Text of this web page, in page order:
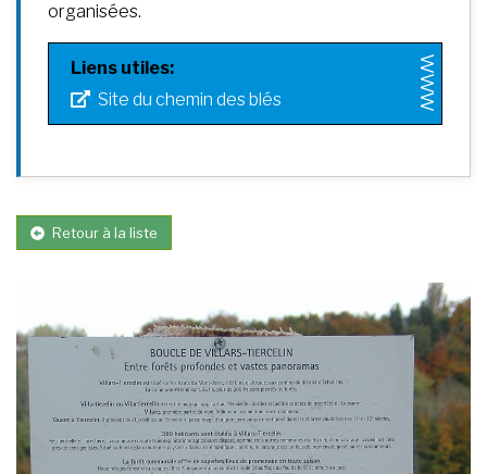
organisées.
Liens utiles:
Site du chemin des blés
Retour à la liste